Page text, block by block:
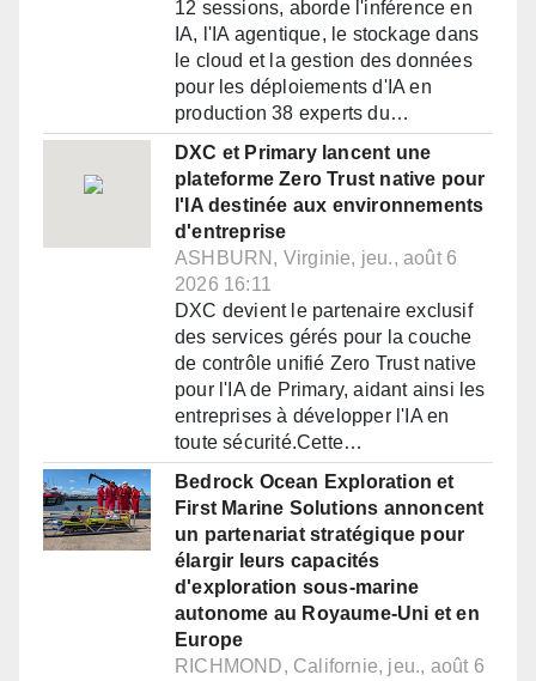
12 sessions, aborde l'inférence en
IA, l'IA agentique, le stockage dans
le cloud et la gestion des données
pour les déploiements d'IA en
production 38 experts du…
DXC et Primary lancent une
plateforme Zero Trust native pour
l'IA destinée aux environnements
d'entreprise
ASHBURN, Virginie, jeu., août 6
2026 16:11
DXC devient le partenaire exclusif
des services gérés pour la couche
de contrôle unifié Zero Trust native
pour l'IA de Primary, aidant ainsi les
entreprises à développer l'IA en
toute sécurité.Cette…
Bedrock Ocean Exploration et
First Marine Solutions annoncent
un partenariat stratégique pour
élargir leurs capacités
d'exploration sous-marine
autonome au Royaume-Uni et en
Europe
RICHMOND, Californie, jeu., août 6